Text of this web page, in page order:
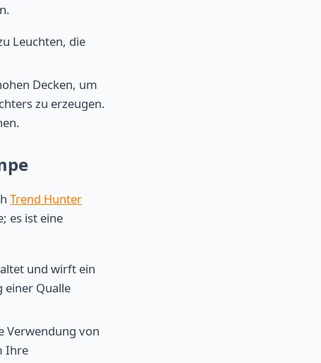
Leuchten, die
Decken, um
zu erzeugen.
Trend Hunter
es ist eine
und wirft ein
einer Qualle
Verwendung von
Ihre